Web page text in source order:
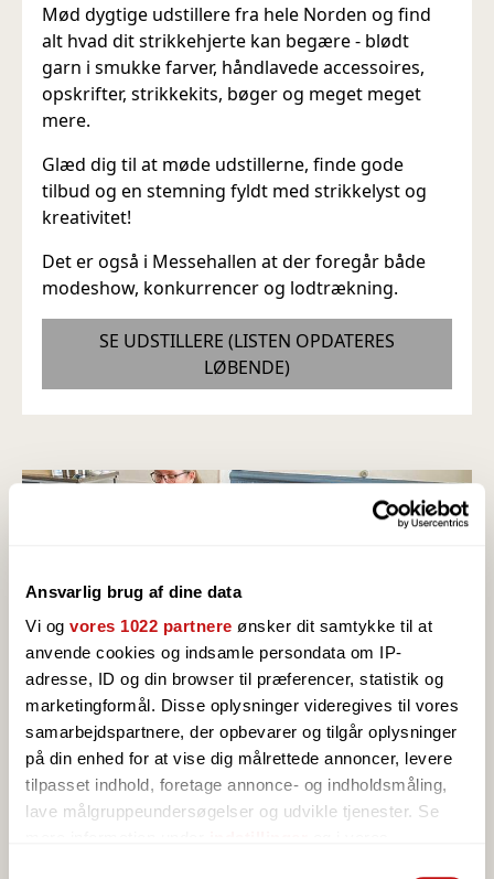
Ansvarlig brug af dine data
Vi og vores 1022 partnere ønsker dit samtykke til at
anvende cookies og indsamle persondata om IP-
adresse, ID og din browser til præferencer, statistik og
marketingformål. Disse oplysninger videregives til vores
samarbejdspartnere, der opbevarer og tilgår oplysninger
på din enhed for at vise dig målrettede annoncer, levere
tilpasset indhold, foretage annonce- og indholdsmåling,
lave målgruppeundersøgelser og udvikle tjenester. Se
Mød dygtige udstillere fra hele Norden og find
alt hvad dit strikkehjerte kan begære - blødt
garn i smukke farver, håndlavede accessoires,
opskrifter, strikkekits, bøger og meget meget
mere.
Glæd dig til at møde udstillerne, finde gode
tilbud og en stemning fyldt med strikkelyst og
kreativitet!
Det er også i Messehallen at der foregår både
modeshow, konkurrencer og lodtrækning.
SE UDSTILLERE (LISTEN OPDATERES
LØBENDE)
WORKSHOPS 2026
Dyk ned i en verden af garn, kreativitet og